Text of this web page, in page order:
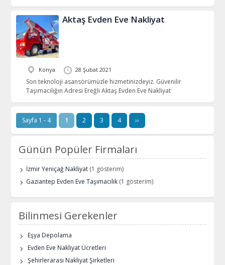
Aktaş Evden Eve Nakliyat
Konya 28 Şubat 2021
Son teknoloji asansörümüzle hizmetinizdeyiz. Güvenilir
Taşımacılığın Adresi Ereğli Aktaş Evden Eve Nakliyat
Sayfa 1 - 4 1 2 3 4 ››
Günün Popüler Firmaları
İzmir Yeniçağ Nakliyat (1 gösterim)
Gaziantep Evden Eve Taşımacılık (1 gösterim)
Bilinmesi Gerekenler
Eşya Depolama
Evden Eve Nakliyat Ücretleri
Şehirlerarası Nakliyat Şirketleri